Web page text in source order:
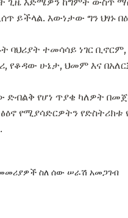
ይችላል. እውነታው ግን ህፃኑ
ባህሪያት ተመሳሳይ ነገር
የቆዳው ሁኔታ, ህመም እና
የሆነ ጥያቄ ካለዎት
የሚያሳድርዎትን
ስለ ሰው ሠራሽ አመጋገብ